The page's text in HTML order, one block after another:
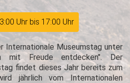
Uhr bis 17:00 Uhr
Internationale Museumstag unter
mit Freude entdecken". Der
findet dieses Jahr bereits zum
jährlich vom Internationalen